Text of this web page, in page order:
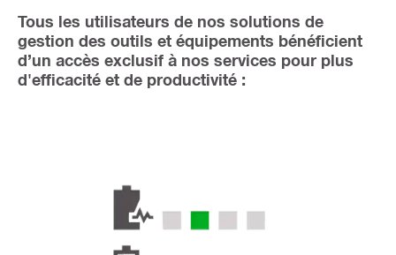
Tous les utilisateurs de nos solutions de
gestion des outils et équipements bénéficient
d’un accès exclusif à nos services pour plus
d'efficacité et de productivité :